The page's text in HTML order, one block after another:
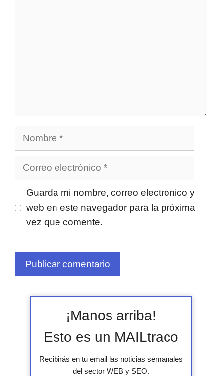
Nombre
Correo
electrónico
Guarda mi nombre, correo electrónico y
web en este navegador para la próxima
vez que comente.
¡Manos arriba!
Esto es un MAILtraco
Recibirás en tu email las noticias semanales
del sector WEB y SEO.